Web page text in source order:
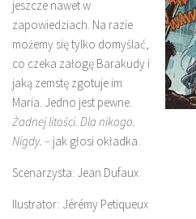
jeszcze nawet w
zapowiedziach. Na razie
możemy się tylko domyślać,
co czeka załogę Barakudy i
jaką zemstę zgotuje im
Maria. Jedno jest pewne.
Żadnej litości. Dla nikogo.
Nigdy. – jak głosi okładka.
Scenarzysta: Jean Dufaux
Ilustrator: Jérémy Petiqueux